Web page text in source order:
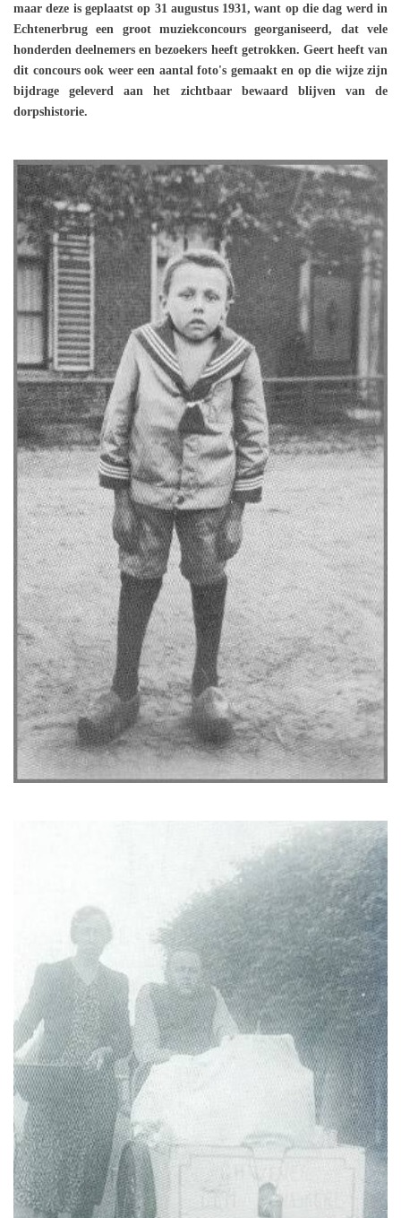
maar deze is geplaatst op 31 augustus 1931, want op die dag werd in
Echtenerbrug een groot muziekconcours georganiseerd, dat vele
honderden deelnemers en bezoekers heeft getrokken. Geert heeft van
dit concours ook weer een aantal foto's gemaakt en op die wijze zijn
bijdrage geleverd aan het zichtbaar bewaard blijven van de
dorpshistorie.